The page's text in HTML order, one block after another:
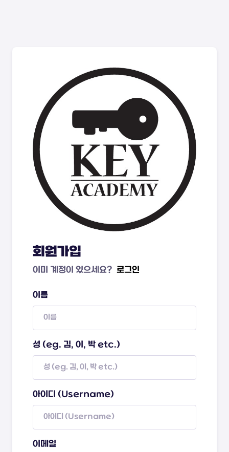
회원가입
이미 계정이 있으세요? 로그인
이름
성 (eg. 김, 이, 박 etc.)
아이디 (Username)
이메일